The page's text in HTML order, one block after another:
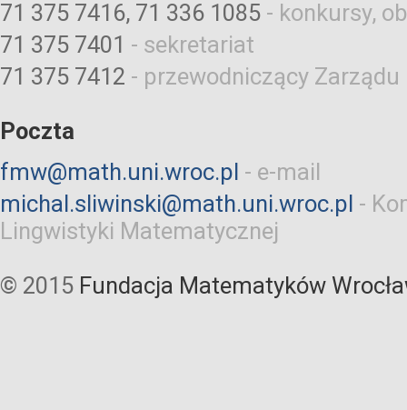
71 375 7416, 71 336 1085 - konkursy,
71 375 7401 - sekretariat
71 375 7412 - przewodniczący Zarządu
Poczta
fmw@math.uni.wroc.pl - e-mail
michal.sliwinski@math.uni.wroc.pl -
Lingwistyki Matematycznej
© 2015 Fundacja Matematyków